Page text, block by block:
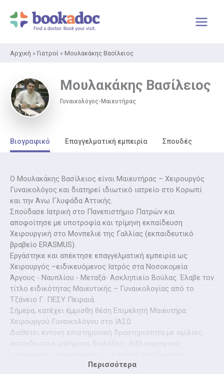
στο
περιεχόμενο
Αρχική » Γιατροί » Μουλακάκης Βασίλειος
Μουλακάκης Βασίλειος
Γυναικολόγος-Μαιευτήρας
Βιογραφικό Επαγγελματική εμπειρία Σπουδές
Ο Μουλακάκης Βασίλειος είναι Μαιευτήρας – Χειρουργός
Γυναικολόγος και διατηρεί ιδιωτικό ιατρείο στο Κορωπί
και την Άνω Γλυφάδα Αττικής.
Σπούδασε Ιατρική στο Πανεπιστήμιο Πατρών και
αποφοίτησε με υποτροφία και τρίμηνη εκπαίδευση
Χειρουργική στο Μονπελιέ της Γαλλίας (εκπαιδευτικό
βραβείο ERASMUS).
Εργάστηκε και απέκτησε επαγγελματική εμπειρία ως
Χειρουργός –ειδικευόμενος Ιατρός στα Νοσοκομεία
Άργους - Ναυπλίου - Μεταξά- Ασκληπιείο Βούλας. Έλαβε τον
τίτλο ειδικότητας Μαιευτικής – Γυναικολογίας από το
Τζάνειο Γ. ΠΕΣΥ Πειραιά.
Σήμερα, κατέχει έμμισθη θέση Επιμελητή Μαιευτήρα
Χειρουργού Γυναικολόγου στo ΙΑΣΩ.
Διαθέτει έντονη επιστημονική δραστηριότητα με ομιλίες,
δημοσιεύσεις σε ξένα και ελληνικά περιοδικά καθώς και
Περισσότερα